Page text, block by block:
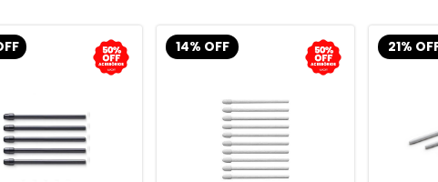
14% OFF 21%